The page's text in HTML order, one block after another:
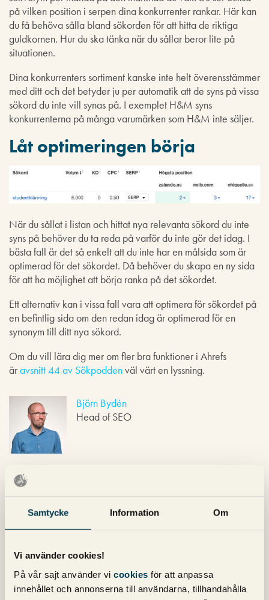
Samtycke Information Om
Vi använder cookies!
På vår sajt använder vi cookies för att anpassa
innehållet och annonserna till användarna, tillhandahålla
på vilken position i serpen dina konkurrenter rankar. Här kan
du få behöva sålla bland sökorden för att hitta de riktiga
guldkornen. Hur du ska tänka när du sållar beror lite på
situationen.
Dina konkurrenters sortiment kanske inte helt överensstämmer
med ditt och det betyder ju per automatik att de syns på vissa
sökord du inte vill synas på. I exemplet H&M syns
konkurrenterna på många varumärken som H&M inte säljer.
Låt optimeringen börja
När du sållat i listan och hittat nya relevanta sökord du inte
syns på behöver du ta reda på varför du inte gör det idag. I
bästa fall är det så enkelt att du inte har en målsida som är
optimerad för det sökordet. Då behöver du skapa en ny sida
för att ha möjlighet att börja ranka på det sökordet.
Ett alternativ kan i vissa fall vara att optimera för sökordet på
en befintlig sida om den redan idag är optimerad för en
synonym till ditt nya sökord.
Om du vill lära dig mer om fler bra funktioner i Ahrefs
äravsnitt 44 av Sökpoddenväl värt en lyssning.
Björn Bydén
Head of SEO
Nyhetsbrev
senaste inom SEO, Google Ads och sociala
medier!